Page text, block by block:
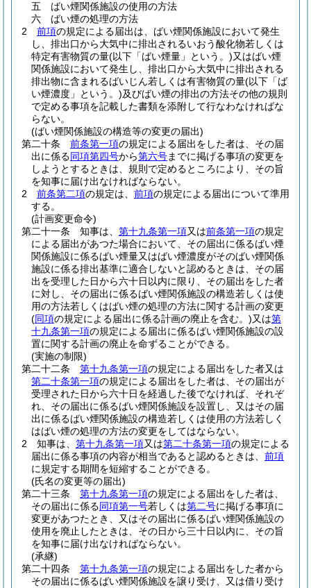
五
ばい煙関係施設の使用の方法
六
ばい煙の処理の方法
2
前項の規定による届出は、ばい煙関係施設において発生
し、排出口から大気中に排出されるいおう酸化物若しくは
特定有害物質の量(以下「ばい煙量」という。)又はばい煙
関係施設において発生し、排出口から大気中に排出される
排出物に含まれるばいじん若しくは有害物質の量(以下「ば
い煙濃度」という。)及びばい煙の排出の方法その他の規則
で定める事項を記載した書類を添附して行なわなければな
らない。
(ばい煙関係施設の構造等の変更の届出)
第二十条
前条第一項の規定による届出をした者は、その届
出に係る同項第四号から第六号までに掲げる事項の変更を
しようとするときは、規則で定めるところにより、その旨
を知事に届け出なければならない。
2
前条第二項の規定は、 前項の規定による届出について準用
する。
(計画変更命令)
第二十一条
知事は、 第十九条第一項又は前条第一項の規定
による届出があつた場合において、その届出に係るばい煙
関係施設に係るばい煙量又はばい煙濃度がそのばい煙関係
施設に係る排出基準に適合しないと認めるときは、その届
出を受理した日から六十日以内に限り、その届出をした者
に対し、その届出に係るばい煙関係施設の構造若しくは使
用の方法若しくはばい煙の処理の方法に関する計画の変更
(同項の規定による届出に係る計画の廃止を含む。)又は第
十九条第一項の規定による届出に係るばい煙関係施設の設
置に関する計画の廃止を命ずることができる。
(実施の制限)
第二十二条
第十九条第一項の規定による届出をした者又は
第二十条第一項の規定による届出をした者は、その届出が
受理された日から六十日を経過した後でなければ、それぞ
れ、その届出に係るばい煙関係施設を設置し、又はその届
出に係るばい煙関係施設の構造若しくは使用の方法若しく
はばい煙の処理の方法の変更をしてはならない。
2
知事は、 第十九条第一項又は第二十条第一項の規定による
届出に係る事項の内容が相当であると認めるときは、 前項
に規定する期間を短縮することができる。
(氏名の変更等の届出)
第二十三条
第十九条第一項の規定による届出をした者は、
その届出に係る同項第一号若しくは第二号に掲げる事項に
変更があつたとき、又はその届出に係るばい煙関係施設の
使用を廃止したときは、その日から三十日以内に、その旨
を知事に届け出なければならない。
(承継)
第二十四条
第十九条第一項の規定による届出をした者から
その届出に係るばい煙関係施設を譲り受け、又は借り受け